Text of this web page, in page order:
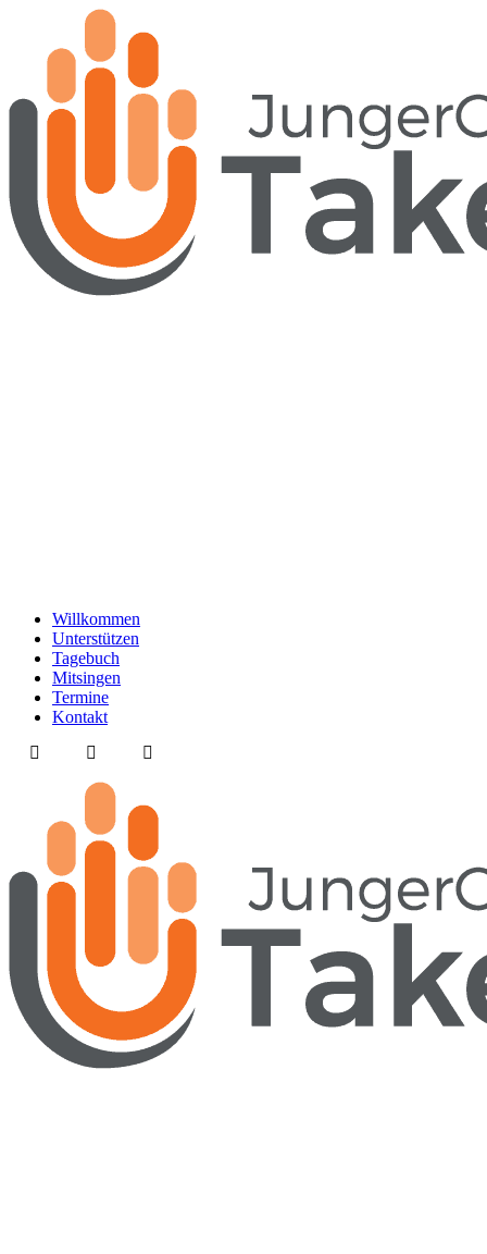
Willkommen
Unterstützen
Tagebuch
Mitsingen
Termine
Kontakt